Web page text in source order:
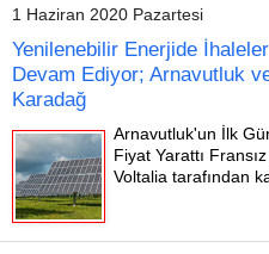
1 Haziran 2020 Pazartesi
Yenilenebilir Enerjide İhaleler
Devam Ediyor; Arnavutluk
Karadağ
Arnavutluk'un İlk
Fiyat Yarattı
Voltalia tarafından